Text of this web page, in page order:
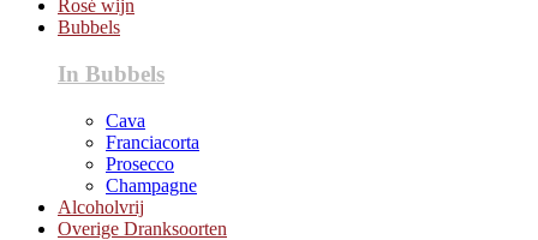
Rosé wijn
Bubbels
In Bubbels
Cava
Franciacorta
Prosecco
Champagne
Alcoholvrij
Overige Dranksoorten